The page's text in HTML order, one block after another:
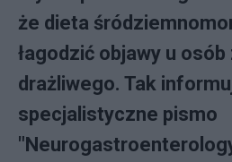
że dieta
łagodzić objawy u
drażliwego. Tak
specjalistyczne pismo